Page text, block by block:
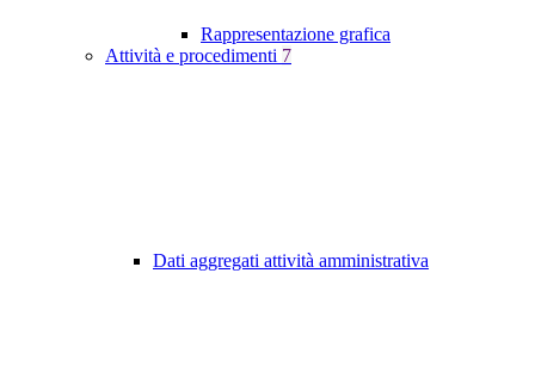
Rappresentazione grafica
Attività e procedimenti 7
Dati aggregati attività amministrativa